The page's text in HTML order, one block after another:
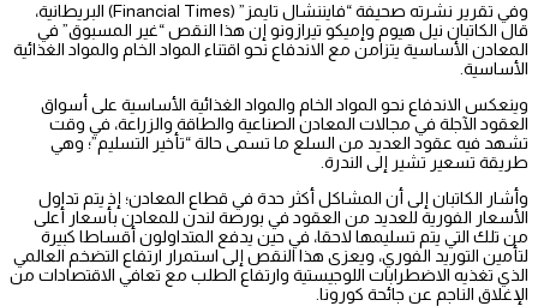
وفي تقرير نشرته صحيفة “فايننشال تايمز” (Financial Times) البريطانية،
قال الكاتبان نيل هيوم وإميكو تيرازونو إن هذا النقص “غير المسبوق” في
المعادن الأساسية يتزامن مع الاندفاع نحو اقتناء المواد الخام والمواد الغذائية
الأساسية.
وينعكس الاندفاع نحو المواد الخام والمواد الغذائية الأساسية على أسواق
العقود الآجلة في مجالات المعادن الصناعية والطاقة والزراعة، في وقت
تشهد فيه عقود العديد من السلع ما تسمى حالة “تأخير التسليم”؛ وهي
طريقة تسعير تشير إلى الندرة.
وأشار الكاتبان إلى أن المشاكل أكثر حدة في قطاع المعادن؛ إذ يتم تداول
الأسعار الفورية للعديد من العقود في بورصة لندن للمعادن بأسعار أعلى
من تلك التي يتم تسليمها لاحقا، في حين يدفع المتداولون أقساطا كبيرة
لتأمين التوريد الفوري، ويعزى هذا النقص إلى استمرار ارتفاع التضخم العالمي
الذي تغذيه الاضطرابات اللوجيستية وارتفاع الطلب مع تعافي الاقتصادات من
الإغلاق الناجم عن جائحة كورونا.